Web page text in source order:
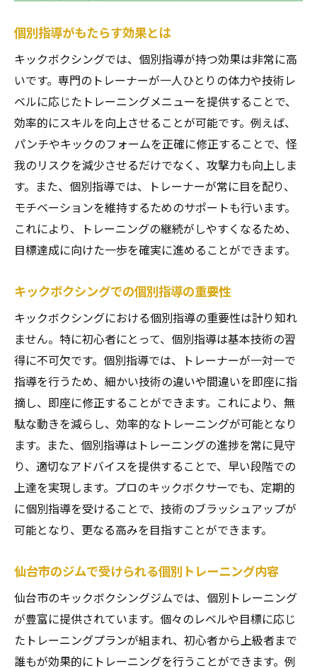
個別指導がもたらす効果とは
キックボクシングでは、個別指導が持つ効果は非常に高
いです。専門のトレーナーが一人ひとりの体力や技術レ
ベルに応じたトレーニングメニューを提供することで、
効率的にスキルを向上させることが可能です。例えば、
パンチやキックのフォームを正確に修正することで、怪
我のリスクを減少させるだけでなく、攻撃力も向上しま
す。また、個別指導では、トレーナーが常に目を配り、
モチベーションを維持するためのサポートも行います。
これにより、トレーニングの継続がしやすくなるため、
目標達成に向けた一歩を確実に進めることができます。
キックボクシングでの個別指導の重要性
キックボクシングにおける個別指導の重要性は計り知れ
ません。特に初心者にとって、個別指導は基本技術の習
得に不可欠です。個別指導では、トレーナーが一対一で
指導を行うため、細かい技術の違いや間違いを即座に指
摘し、即座に修正することができます。これにより、無
駄な動きを減らし、効率的なトレーニングが可能となり
ます。また、個別指導はトレーニングの進捗を常に見守
り、適切なアドバイスを提供することで、早い段階での
上達を実現します。プロのキックボクサーでも、定期的
に個別指導を受けることで、技術のブラッシュアップが
可能となり、更なる高みを目指すことができます。
仙台市のジムで受けられる個別トレーニング内容
仙台市のキックボクシングジムでは、個別トレーニング
が豊富に提供されています。個々のレベルや目標に応じ
たトレーニングプランが組まれ、初心者から上級者まで
誰もが効果的にトレーニングを行うことができます。例